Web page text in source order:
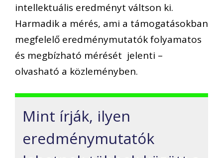
intellektuális eredményt váltson ki.
Harmadik a mérés, ami a támogatásokban
megfelelő eredménymutatók folyamatos
és megbízható mérését jelenti –
olvasható a közleményben.
Mint írják, ilyen
eredménymutatók